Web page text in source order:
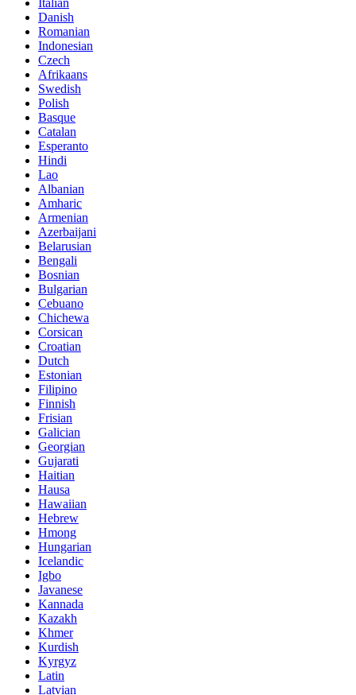
Italian
Danish
Romanian
Indonesian
Czech
Afrikaans
Swedish
Polish
Basque
Catalan
Esperanto
Hindi
Lao
Albanian
Amharic
Armenian
Azerbaijani
Belarusian
Bengali
Bosnian
Bulgarian
Cebuano
Chichewa
Corsican
Croatian
Dutch
Estonian
Filipino
Finnish
Frisian
Galician
Georgian
Gujarati
Haitian
Hausa
Hawaiian
Hebrew
Hmong
Hungarian
Icelandic
Igbo
Javanese
Kannada
Kazakh
Khmer
Kurdish
Kyrgyz
Latin
Latvian